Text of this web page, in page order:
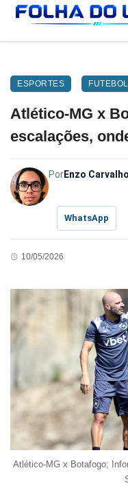
ESPORTES FUTEBOL
Atlético-MG x
escalações,
PorEnzo Carvalho
WhatsApp
10/05/2026
Atlético-MG x Botafogo;